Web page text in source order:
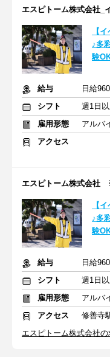
エスピトーム株式会社
【
♪多
験
給与
日給
シフト
週1日
雇用形態
アルバ
アクセス
エスピトーム株式会社
【
♪多
験
給与
日給
シフト
週1日
雇用形態
アルバ
アクセス
修善寺
エスピトーム株式会社